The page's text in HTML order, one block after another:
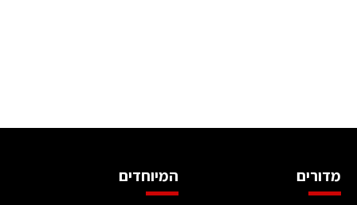
מדורים המיוחדים